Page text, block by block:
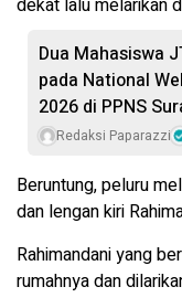
dekat lalu melarikan
Dua Mahasiswa
pada National
2026 di PPNS
Redaksi Paparazzi
Beruntung, peluru
dan lengan kiri
Rahimandani yang
rumahnya dan